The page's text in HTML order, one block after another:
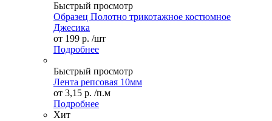
Быстрый просмотр
Образец Полотно трикотажное костюмное
Джесика
от 199 р. /шт
Подробнее
Быстрый просмотр
Лента репсовая 10мм
от 3,15 р. /п.м
Подробнее
Хит